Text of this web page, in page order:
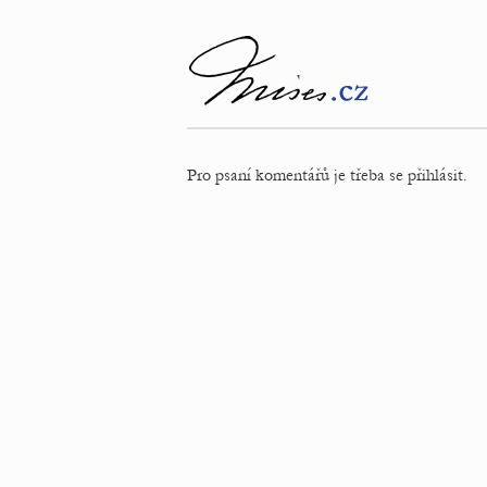
Pro psaní komentářů je třeba se přihlásit.